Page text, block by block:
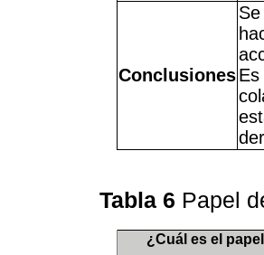
Conclusiones
Tabla 6 Papel
¿Cuál es el